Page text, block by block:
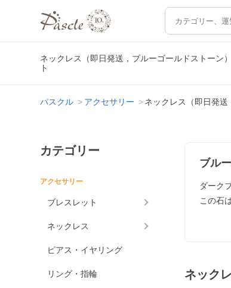
ネックレス（即日発送，ブルーゴールドストーン
ト
パスクル アクセサリー ネックレス（即日発送
カテゴリー
アクセサリー
ブレスレット
ネックレス
ピアス・イヤリング
リング・指輪
ブル
ダーク
この石
ネック